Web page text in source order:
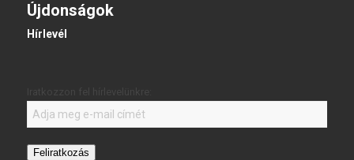
Újdonságok
Hírlevél
Feliratkozás